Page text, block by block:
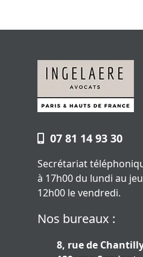
07 81 14 93 30
Secrétariat
à 17h00 du lundi au
12h00 le vendredi.
Nos bureaux :
8, rue de